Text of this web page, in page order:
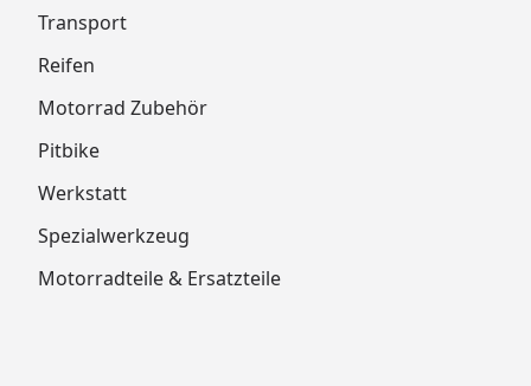
Transport
Reifen
Motorrad Zubehör
Pitbike
Werkstatt
Spezialwerkzeug
Motorradteile & Ersatzteile